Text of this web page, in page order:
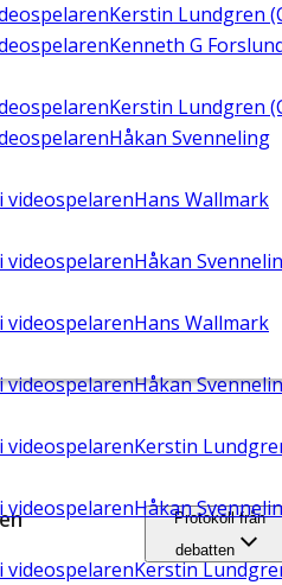
Kerstin Lundgren
Kenneth G
Kerstin Lundgren
Håkan Svenneling
i videospelarenHans Wallmark
i videospelarenHåkan
videospelarenHans Wallmark
videospelarenHåkan
i videospelarenKerstin
i videospelarenHåkan
i videospelarenKerstin
Protokoll från
debatten